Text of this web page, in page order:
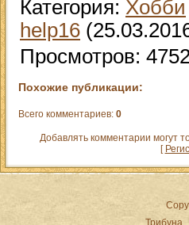
Категория: Хобби
help16
Просмотров:
Похожие публикации:
Всего комментариев: 0
Добавлять комментарии могут
[
Трибуна